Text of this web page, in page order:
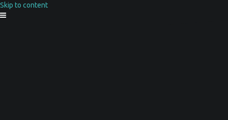
Skip to content